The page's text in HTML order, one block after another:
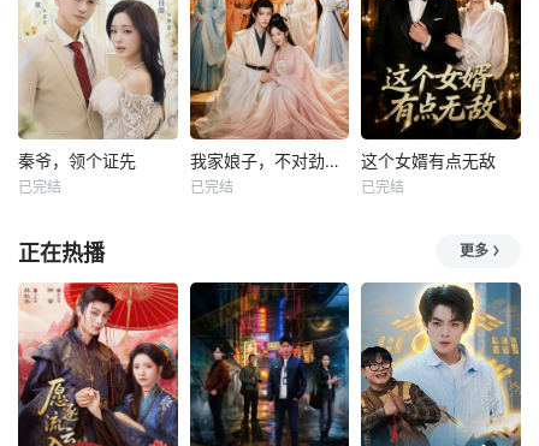
秦爷，领个证先
已完结
我家娘子，不对劲第四季
已完结
这个女婿有点无敌
已完结
正在热播 更多